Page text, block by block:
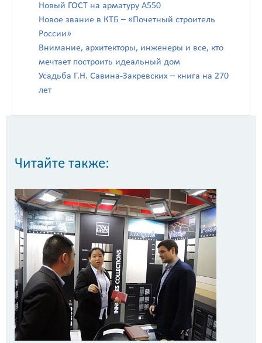
Новый ГОСТ на арматуру А550
Новое звание в КТБ – «Почетный строитель
России»
Внимание, архитекторы, инженеры и все, кто
мечтает построить идеальный дом
Усадьба Г.Н. Савина-Закревских – книга на 270
лет
Читайте также: